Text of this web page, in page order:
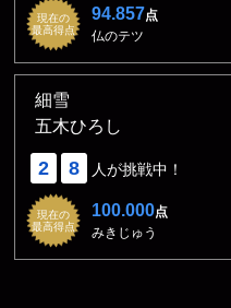
現在の
最高得点
94.857点
仏のテツ
細雪
五木ひろし
2 8 人が挑戦中！
現在の
最高得点
100.000点
みきじゅう